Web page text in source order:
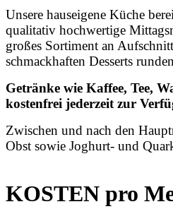
Unsere hauseigene Küche
qualitativ hochwertige
großes Sortiment an
schmackhaften Desserts
Getränke wie Kaffee, Tee,
kostenfrei jederzeit zur
Zwischen und nach den
Obst sowie Joghurt- und
KOSTEN pro